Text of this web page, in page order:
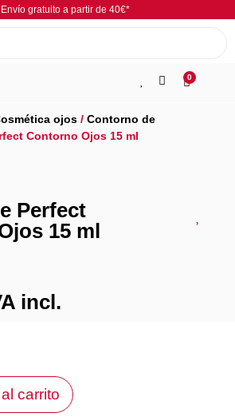
Envío gratuito a partir de 40€*
0
ojos / Contorno de
Contorno Ojos 15 ml
Perfect
15 ml
incl.
carrito